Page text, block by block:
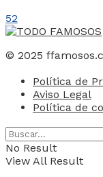
52
© 2025
Política de
Aviso Legal
Política de
No Result
View All Result